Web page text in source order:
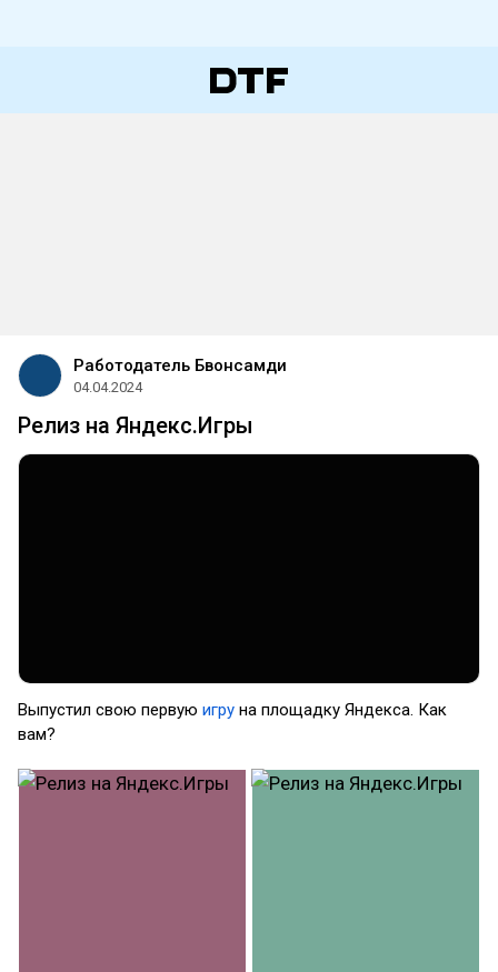
Работодатель Бвонсамди
04.04.2024
Релиз на Яндекс.Игры
Выпустил свою первую игру на площадку Яндекса. Как
вам?